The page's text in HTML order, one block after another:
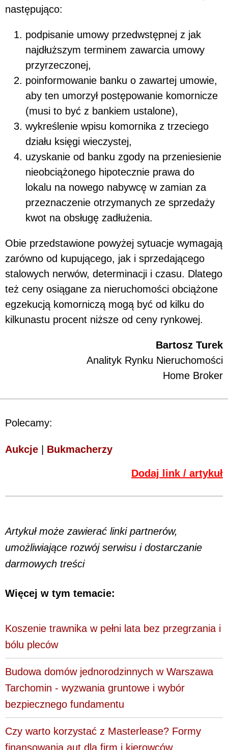
następująco:
podpisanie umowy przedwstępnej z jak
najdłuższym terminem zawarcia umowy
przyrzeczonej,
poinformowanie banku o zawartej umowie,
aby ten umorzył postępowanie komornicze
(musi to być z bankiem ustalone),
wykreślenie wpisu komornika z trzeciego
działu księgi wieczystej,
uzyskanie od banku zgody na przeniesienie
nieobciążonego hipotecznie prawa do
lokalu na nowego nabywcę w zamian za
przeznaczenie otrzymanych ze sprzedaży
kwot na obsługę zadłużenia.
Obie przedstawione powyżej sytuacje wymagają
zarówno od kupującego, jak i sprzedającego
stalowych nerwów, determinacji i czasu. Dlatego
też ceny osiągane za nieruchomości obciążone
egzekucją komorniczą mogą być od kilku do
kilkunastu procent niższe od ceny rynkowej.
Bartosz Turek
Analityk Rynku Nieruchomości
Home Broker
Polecamy:
Aukcje | Bukmacherzy
Dodaj link / artykuł
Artykuł może zawierać linki partnerów,
umożliwiające rozwój serwisu i dostarczanie
darmowych treści
Więcej w tym temacie:
Koszenie trawnika w pełni lata bez przegrzania i
bólu pleców
Budowa domów jednorodzinnych w Warszawa
Tarchomin - wyzwania gruntowe i wybór
bezpiecznego fundamentu
Czy warto korzystać z Masterlease? Formy
finansowania aut dla firm i kierowców